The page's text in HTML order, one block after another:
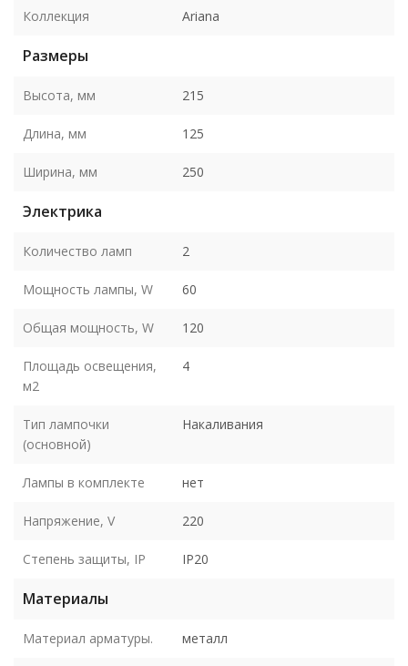
Коллекция Ariana
Размеры
Высота, мм 215
Длина, мм 125
Ширина, мм 250
Электрика
Количество ламп 2
Мощность лампы, W 60
Общая мощность, W 120
Площадь освещения,
м2
4
Тип лампочки
(основной)
Накаливания
Лампы в комплекте нет
Напряжение, V 220
Степень защиты, IP IP20
Материалы
Материал арматуры. металл